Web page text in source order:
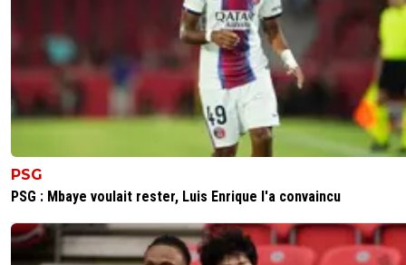
PSG
PSG : Mbaye voulait rester, Luis Enrique l'a convaincu